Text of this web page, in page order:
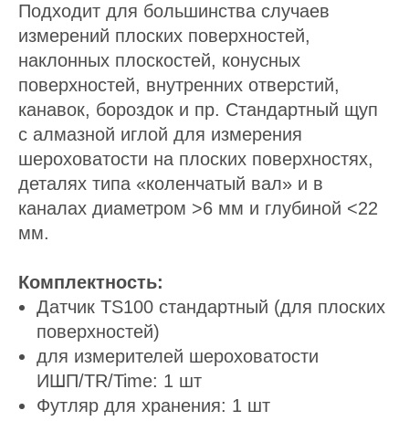
Подходит для большинства случаев
измерений плоских поверхностей,
наклонных плоскостей, конусных
поверхностей, внутренних отверстий,
канавок, бороздок и пр. Стандартный щуп
с алмазной иглой для измерения
шероховатости на плоских поверхностях,
деталях типа «коленчатый вал» и в
каналах диаметром >6 мм и глубиной <22
мм.
Комплектность:
Датчик TS100 стандартный (для плоских
поверхностей)
для измерителей шероховатости
ИШП/TR/Time: 1 шт
Футляр для хранения: 1 шт